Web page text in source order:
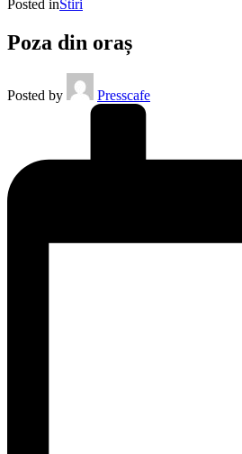
Posted inStiri
Poza din oraș
Posted by Presscafe